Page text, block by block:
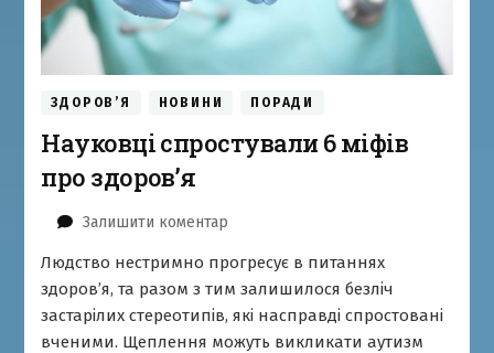
ЗДОРОВ’Я НОВИНИ ПОРАДИ
Науковці спростували 6 міфів
про здоров’я
Залишити коментар
спростували
6
міфів
про
Людство нестримно прогресує в питаннях
здоров’я, та разом з тим залишилося безліч
застарілих стереотипів, які насправді спростовані
вченими. Щеплення можуть викликати аутизм